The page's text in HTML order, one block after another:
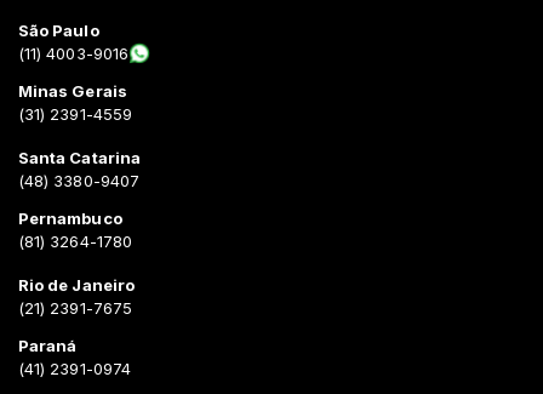
São Paulo
(11) 4003-9016
Minas Gerais
(31) 2391-4559
Santa Catarina
(48) 3380-9407
Pernambuco
(81) 3264-1780
Rio de Janeiro
(21) 2391-7675
Paraná
(41) 2391-0974